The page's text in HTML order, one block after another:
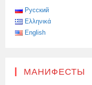
Русский
Ελληνικά
English
МАНИФЕСТЫ